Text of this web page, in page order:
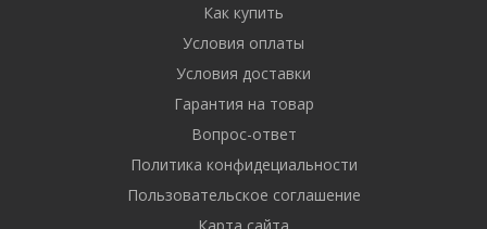
Как купить
Условия оплаты
Условия доставки
Гарантия на товар
Вопрос-ответ
Политика конфидециальности
Пользовательское соглашение